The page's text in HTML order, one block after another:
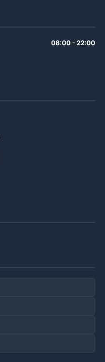
08:00 - 22:00